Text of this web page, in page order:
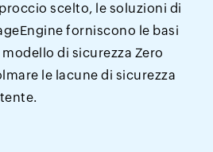
scelto, le soluzioni di
forniscono le basi
di sicurezza Zero
le lacune di sicurezza